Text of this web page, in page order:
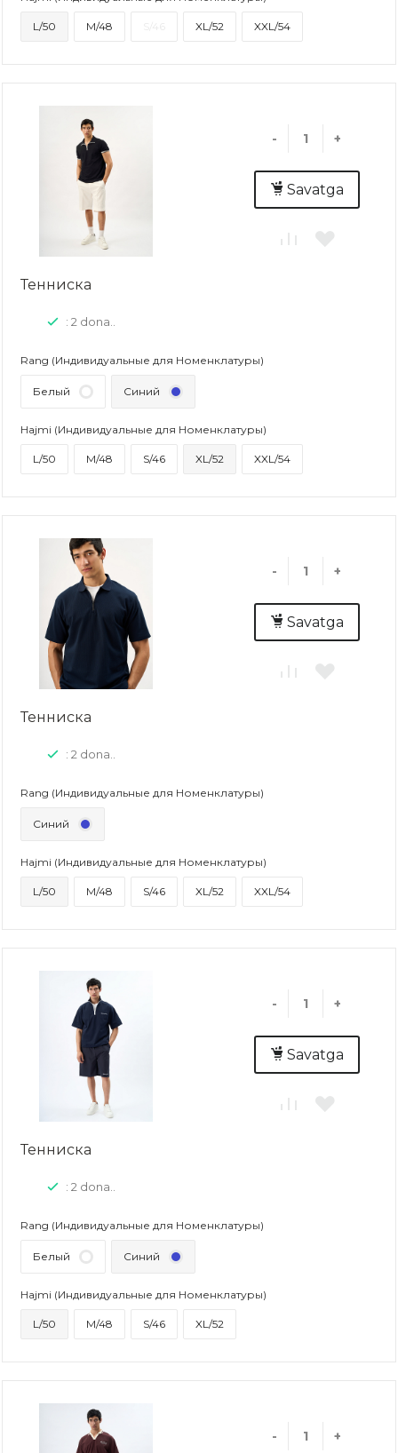
L/50 M/48 XL/52 XXL/54
- +
Savatga
Тенниска
: 2 dona..
Rang (Индивидуальные для Номенклатуры)
Белый Синий
Hajmi (Индивидуальные для Номенклатуры)
L/50 M/48 S/46 XL/52 XXL/54
- +
Savatga
Тенниска
: 2 dona..
Rang (Индивидуальные для Номенклатуры)
Синий
Hajmi (Индивидуальные для Номенклатуры)
L/50 M/48 S/46 XL/52 XXL/54
- +
Savatga
Тенниска
: 2 dona..
Rang (Индивидуальные для Номенклатуры)
Белый Синий
Hajmi (Индивидуальные для Номенклатуры)
L/50 M/48 S/46 XL/52
- +